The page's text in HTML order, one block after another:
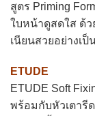
สูตร Priming
ใบหน้าดูสดใส ด้
เนียนสวยอย่างเ
ETUDE
ETUDE Soft
พร้อมกับหัวเตารี